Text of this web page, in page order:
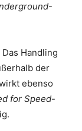
-
Handling
der
ebenso
for Speed-